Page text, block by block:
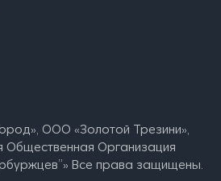
OOO «Золотой Трезини»,
Общественная Организация
Все права защищены.